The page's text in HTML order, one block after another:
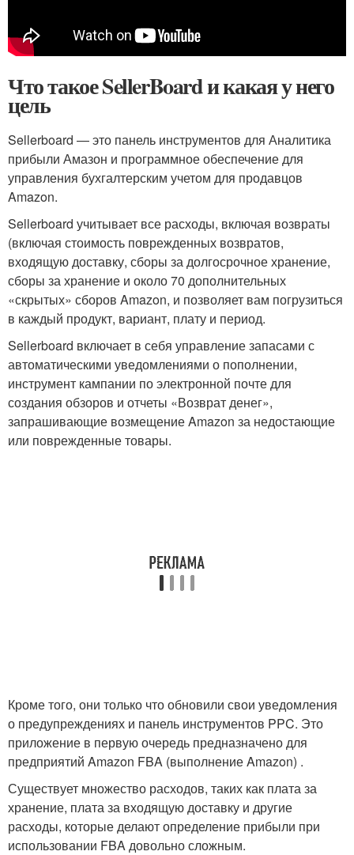
Что такое SellerBoard и какая у него
цель
Sellerboard — это панель инструментов для Аналитика
прибыли Амазон и программное обеспечение для
управления бухгалтерским учетом для продавцов
Amazon.
Sellerboard учитывает все расходы, включая возвраты
(включая стоимость поврежденных возвратов,
входящую доставку, сборы за долгосрочное хранение,
сборы за хранение и около 70 дополнительных
«скрытых» сборов Amazon, и позволяет вам погрузиться
в каждый продукт, вариант, плату и период.
Sellerboard включает в себя управление запасами с
автоматическими уведомлениями о пополнении,
инструмент кампании по электронной почте для
создания обзоров и отчеты «Возврат денег»,
запрашивающие возмещение Amazon за недостающие
или поврежденные товары.
Кроме того, они только что обновили свои уведомления
о предупреждениях и панель инструментов PPC. Это
приложение в первую очередь предназначено для
предприятий Amazon FBA (выполнение Amazon) .
Существует множество расходов, таких как плата за
хранение, плата за входящую доставку и другие
расходы, которые делают определение прибыли при
использовании FBA довольно сложным.